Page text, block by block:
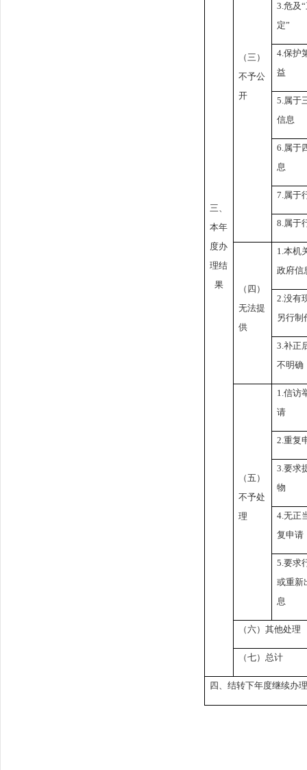
三、
本年
度办
理结
果
（三）
不予公
开
3.危及
定”
4.保护
益
5.属于
信息
6.属于
息
7.属于
8.属于
（四）
无法提
供
1.本机
政府信
2.没有
另行制
3.补正
不明确
（五）
不予处
理
1.信访
请
2.重复
3.要求
物
4.无正
复申请
5.要求
或重新
息
（六）其他处理
（七）总计
四、结转下年度继续办理